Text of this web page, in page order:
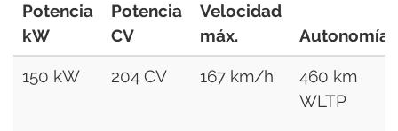
Potencia
kW
Potencia
CV
Velocidad
máx.
Autonomía
150 kW 204 CV 167 km/h
460 km
WLTP